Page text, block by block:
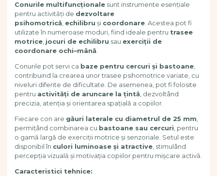
Comunicare
Dezvoltare timpurie
Experimente
Forme
Joc imaginativ
Jucării interactive
Lumina
Lumini si culori
Magnetism
Pregătire pentru școală
Pregătirea scrierii de mână
Secventialitate
Sortare si numarare
Stiinte
Conurile multifuncționale sunt instrumente esențiale
pentru activități de dezvoltare
psihomotrică, echilibru și coordonare. Acestea pot fi
utilizate în numeroase moduri, fiind ideale pentru trasee
motrice, jocuri de echilibru sau exerciții de
coordonare ochi–mână.
Conurile pot servi ca baze pentru cercuri și bastoane,
contribuind la crearea unor trasee psihomotrice variate, cu
niveluri diferite de dificultate. De asemenea, pot fi folosite
pentru activități de aruncare la țintă, dezvoltând
precizia, atenția și orientarea spațială a copiilor.
Fiecare con are găuri laterale cu diametrul de 25 mm,
permițând combinarea cu bastoane sau cercuri, pentru
o gamă largă de exerciții motrice și senzoriale. Setul este
disponibil în culori luminoase și atractive, stimulând
percepția vizuală și motivația copiilor pentru mișcare activă.
Caracteristici tehnice: